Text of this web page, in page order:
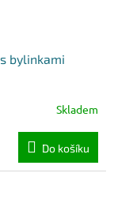
bylinkami
Skladem
Do košíku